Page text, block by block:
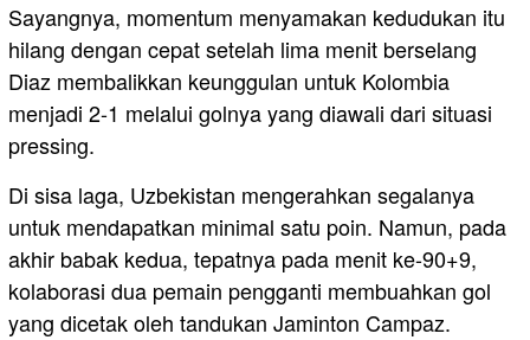
Sayangnya, momentum menyamakan kedudukan itu
hilang dengan cepat setelah lima menit berselang
Diaz membalikkan keunggulan untuk Kolombia
menjadi 2-1 melalui golnya yang diawali dari situasi
pressing.
Di sisa laga, Uzbekistan mengerahkan segalanya
untuk mendapatkan minimal satu poin. Namun, pada
akhir babak kedua, tepatnya pada menit ke-90+9,
kolaborasi dua pemain pengganti membuahkan gol
yang dicetak oleh tandukan Jaminton Campaz.